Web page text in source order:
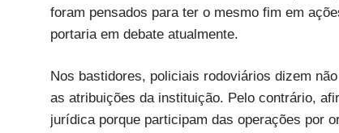
foram pensados para ter o mesmo fim em
portaria em debate atualmente.
Nos bastidores, policiais rodoviários dizem
as atribuições da instituição. Pelo contrário,
jurídica porque participam das operações por